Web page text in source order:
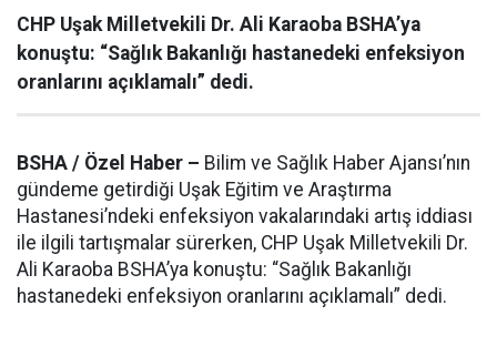
CHP Uşak Milletvekili Dr. Ali Karaoba BSHA’ya
konuştu: “Sağlık Bakanlığı hastanedeki enfeksiyon
oranlarını açıklamalı” dedi.
BSHA / Özel Haber – Bilim ve Sağlık Haber Ajansı’nın
gündeme getirdiği Uşak Eğitim ve Araştırma
Hastanesi’ndeki enfeksiyon vakalarındaki artış iddiası
ile ilgili tartışmalar sürerken, CHP Uşak Milletvekili Dr.
Ali Karaoba BSHA’ya konuştu: “Sağlık Bakanlığı
hastanedeki enfeksiyon oranlarını açıklamalı” dedi.